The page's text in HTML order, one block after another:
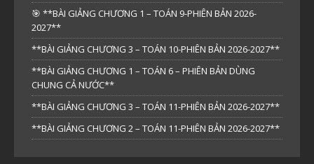
🎯 **BÀI GIẢNG CHƯƠNG 1 – TOÁN 9-PHIÊN BẢN 2026-
2027**
**BÀI GIẢNG CHƯƠNG 3 – TOÁN 10-PHIÊN BẢN 2026-2027**
**BÀI GIẢNG CHƯƠNG 1 – TOÁN 6 – PHIÊN BẢN DÙNG
CHUNG CẢ NƯỚC**
**BÀI GIẢNG CHƯƠNG 3 – TOÁN 11-PHIÊN BẢN 2026-2027**
**BÀI GIẢNG CHƯƠNG 2 – TOÁN 11-PHIÊN BẢN 2026-2027**